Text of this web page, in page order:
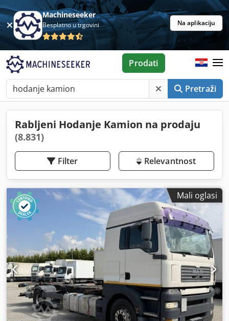
Machineseeker
Besplatno u trgovini Na aplikaciju
Pretraži
Prodati
Rabljeni Hodanje Kamion na prodaju
(8.831)
Filter Relevantnost
Mali oglasi